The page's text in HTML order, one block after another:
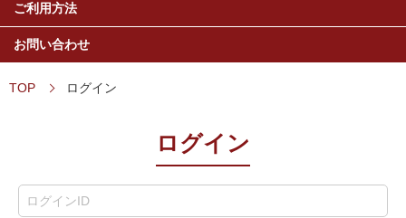
ご利用方法
お問い合わせ
TOP ログイン
ログイン